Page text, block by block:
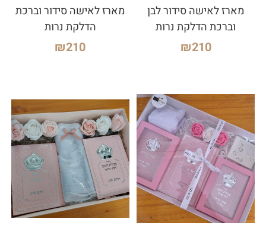
מארז לאישה סידור לבן
וברכת הדלקת נרות
₪210
מארז לאישה סידור וברכת
הדלקת נרות
₪210